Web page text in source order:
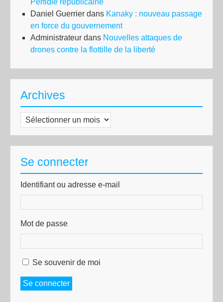
Daniel Guerrier dans Kanaky : nouveau passage
en force du gouvernement
Administrateur dans Nouvelles attaques de
drones contre la flottille de la liberté
Archives
Archives
Se connecter
Identifiant ou adresse e-mail
Mot de passe
Se souvenir de moi
Se connecter